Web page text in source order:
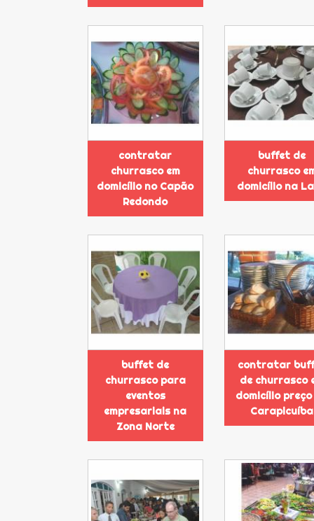
contratar
churrasco em
domicílio no Capão
Redondo
buffet de
churrasco
domicílio na
buffet de
churrasco para
eventos
empresariais na
Zona Norte
contratar
de churrasco
domicílio
Carapicuíba